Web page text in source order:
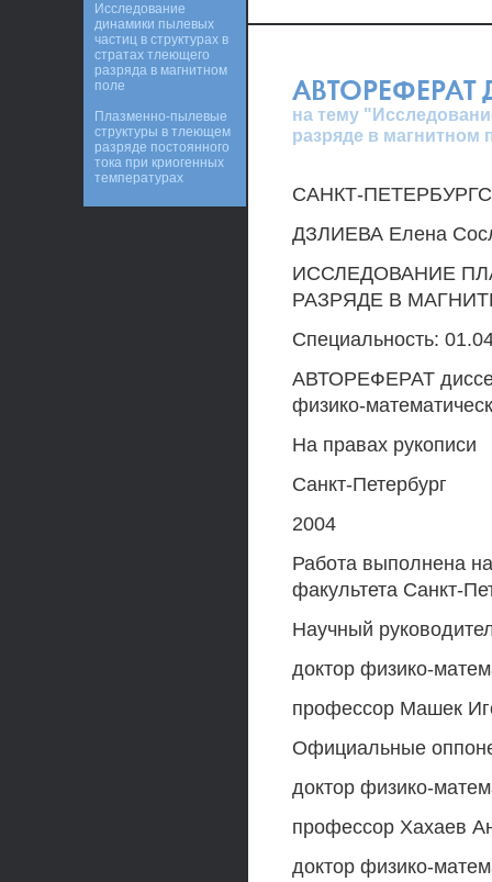
АВТОРЕФЕРАТ
на тему
разряде в магнитном
САНКТ-
ДЗЛИЕВА Елена
ИССЛЕДОВАНИЕ
РАЗРЯДЕ В
Специальность:
АВТОРЕФЕРАТ
физико-
На правах рукописи
Санкт-Петербург
2004
Работа выполнена
факультета Санкт-
Научный
доктор физико-
профессор Машек
Официальные
доктор физико-
профессор Хахаев
доктор физико-
Исследование
динамики пылевых
частиц в структурах в
стратах тлеющего
разряда в магнитном
поле
Плазменно-пылевые
структуры в тлеющем
разряде постоянного
тока при криогенных
температурах